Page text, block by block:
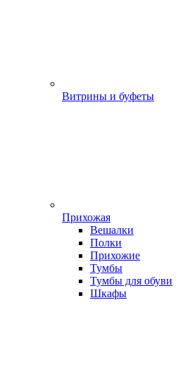
Витрины и буфеты
Прихожая
Вешалки
Полки
Прихожие
Тумбы
Тумбы для обуви
Шкафы